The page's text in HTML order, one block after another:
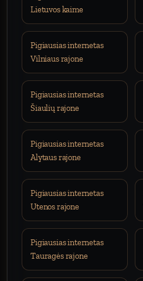
Lietuvos kaime
Pigiausias internetas
Vilniaus rajone
Pigiausias internetas
Šiaulių rajone
Pigiausias internetas
Alytaus rajone
Pigiausias internetas
Utenos rajone
Pigiausias internetas
Tauragės rajone